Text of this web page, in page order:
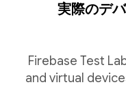
実際のデ
Firebase Test
and virtual